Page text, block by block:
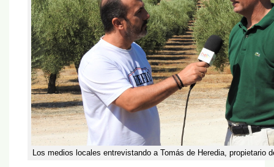
Los medios locales entrevistando a Tomás de Heredia, propietario